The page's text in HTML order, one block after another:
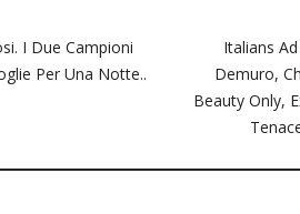
I Due Campioni
Per Una Notte..
Italians
Demuro,
Beauty Only,